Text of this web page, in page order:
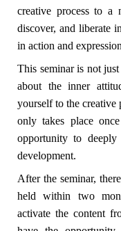
creative process to a
discover, and liberate
in action and
This seminar is not
about the inner
yourself to the creative
only takes place
opportunity to
development.
After the seminar,
held within two
activate the content